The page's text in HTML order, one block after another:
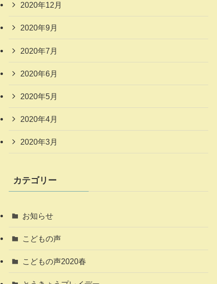
2020年12月
2020年9月
2020年7月
2020年6月
2020年5月
2020年4月
2020年3月
カテゴリー
お知らせ
こどもの声
こどもの声2020春